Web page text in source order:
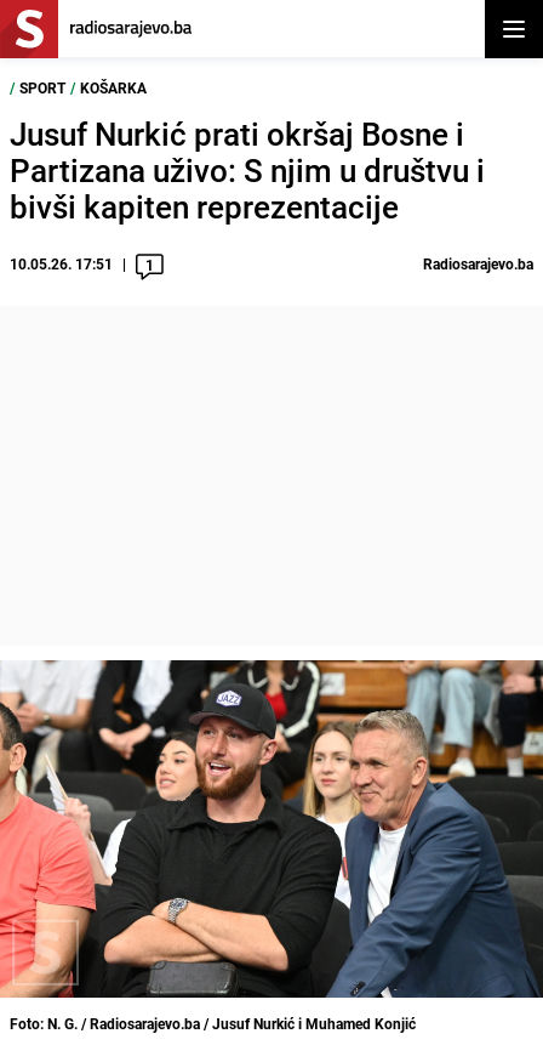
/ SPORT / KOŠARKA
Jusuf Nurkić prati okršaj Bosne i
Partizana uživo: S njim u društvu i
bivši kapiten reprezentacije
10.05.26. 17:51 1 Radiosarajevo.ba
Foto: N. G. / Radiosarajevo.ba / Jusuf Nurkić i Muhamed Konjić